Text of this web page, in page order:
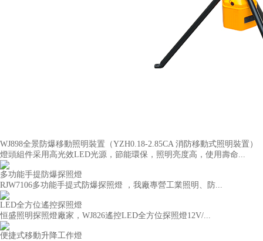
WJ898全景防爆移動照明裝置（YZH0.18-2.85CA 消防移動式照明裝置）
燈頭組件采用高光效LED光源，節能環保，照明亮度高，使用壽命...
多功能手提防爆探照燈
RJW7106多功能手提式防爆探照燈 ，我廠專營工業照明、防...
LED全方位遙控探照燈
恒盛照明探照燈廠家，WJ826遙控LED全方位探照燈12V/...
便捷式移動升降工作燈